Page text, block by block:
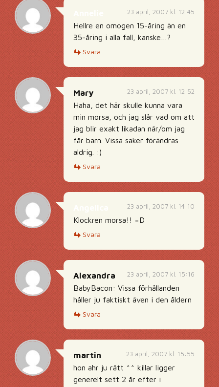
23 april, 2007 kl. 12:45
Hellre en omogen 15-åring än en
35-åring i alla fall, kanske…?
Svara
23 april, 2007 kl. 12:52
Mary
Haha, det här skulle kunna vara
min morsa, och jag slår vad om att
jag blir exakt likadan när/om jag
får barn. Vissa saker förändras
aldrig. :)
Svara
23 april, 2007 kl. 14:10
Klockren morsa!! =D
Svara
23 april, 2007 kl. 15:16
Alexandra
BabyBacon: Vissa förhållanden
håller ju faktiskt även i den åldern
Svara
23 april, 2007 kl. 15:55
martin
hon ahr ju rätt ^^ killar ligger
generelt sett 2 år efter i